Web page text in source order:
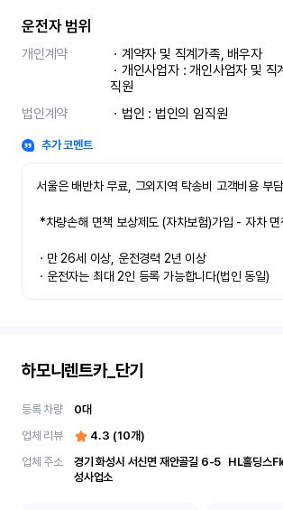
운전자 범위
개인계약
ㆍ계약자 및 직계가족, 배우자
ㆍ개인사업자 : 개인사업자 및 직
직원
법인계약
ㆍ법인 : 법인의 임직원
추가 코멘트
서울은 배반차 무료, 그외지역 탁송비 고객비용 부
ㆍ만 26세 이상, 운전경력 2년 이상
ㆍ운전자는 최대 2인 등록 가능합니다(법인 동일)
하모니렌트카_단기
등록 차량 0대
업체 리뷰
4.3 (10개)
업체 주소
경기 화성시 서신면 재안골길 6-5	 HL홀딩스Flee t-ON 화
성사업소